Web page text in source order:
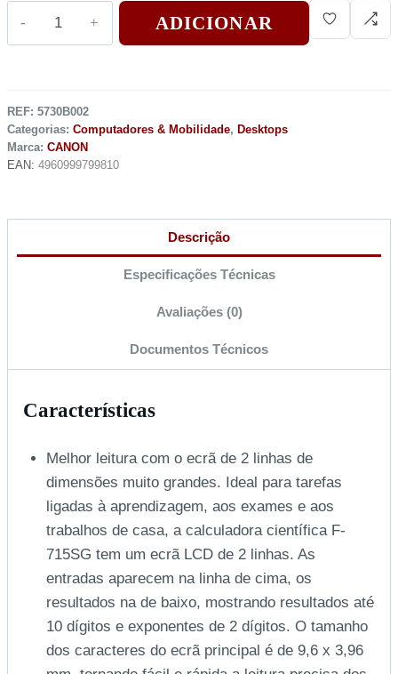
ADICIONAR
REF: 5730B002
Categorias: Computadores & Mobilidade, Desktops
Marca: CANON
EAN: 4960999799810
Descrição
Especificações Técnicas
Avaliações (0)
Documentos Técnicos
Características
Melhor leitura com o ecrã de 2 linhas de
dimensões muito grandes. Ideal para tarefas
ligadas à aprendizagem, aos exames e aos
trabalhos de casa, a calculadora científica F-
715SG tem um ecrã LCD de 2 linhas. As
entradas aparecem na linha de cima, os
resultados na de baixo, mostrando resultados até
10 dígitos e exponentes de 2 dígitos. O tamanho
dos caracteres do ecrã principal é de 9,6 x 3,96